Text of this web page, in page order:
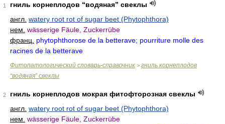
1
гниль корнеплодов “водяная” свеклы
англ. watery root rot of sugar beet (Phytophthora)
нем. wässerige Fäule, Zuckerrübe
франц.
phytophthorose de la betterave; pourriture molle des
racines de la betterave
Фитопатологический словарь-справочник > гниль корнеплодов
“водяная” свеклы
2
гниль корнеплодов мокрая фитофторозная свеклы
англ. watery root rot of sugar beet (Phytophthora)
нем. wässerige Fäule, Zuckerrübe